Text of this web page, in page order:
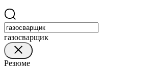
газосварщик
Резюме